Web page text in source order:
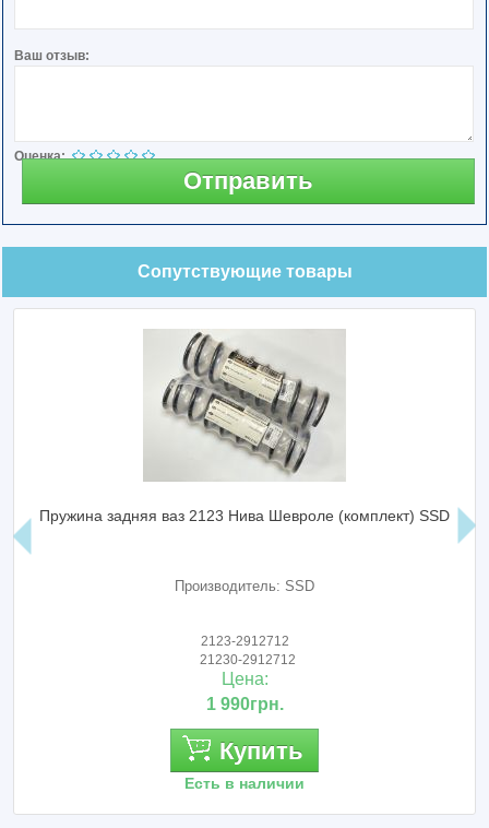
Ваш отзыв:
Оценка:
Отправить
Сопутствующие товары
Пружина задняя ваз 2123 Нива Шевроле (комплект) SSD
Производитель: SSD
2123-2912712
21230-2912712
Цена:
1 990грн.
Купить
Есть в наличии